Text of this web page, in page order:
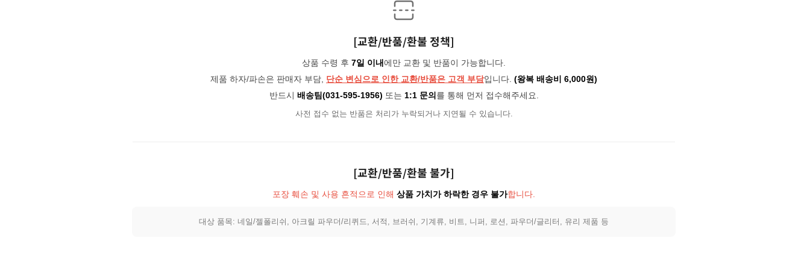
[교환/반품/환불 정책]
상품 수령 후 7일 이내에만 교환 및 반품이 가능합니다.
제품 하자/파손은 판매자 부담, 단순 변심으로 인한 교환/반품은 고객 부담입니다. (왕복 배송비 6,000원)
반드시 배송팀(031-595-1956) 또는 1:1 문의 를 통해 먼저 접수해주세요.
사전 접수 없는 반품은 처리가 누락되거나 지연될 수 있습니다.
[교환/반품/환불 불가]
포장 훼손 및 사용 흔적으로 인해 상품 가치가 하락한 경우 불가합니다.
대상 품목: 네일/젤폴리쉬, 아크릴 파우더/리퀴드, 서적, 브러쉬, 기계류, 비트, 니퍼, 로션, 파우더/글리터, 유리 제품 등